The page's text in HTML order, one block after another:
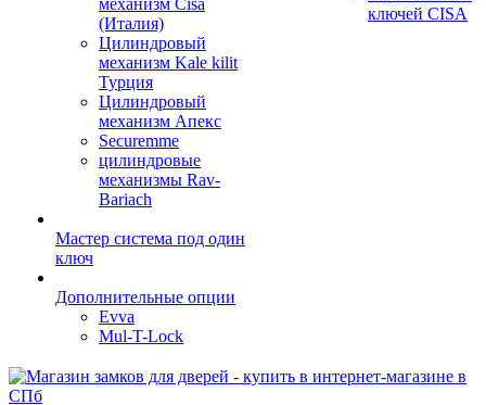
механизм Cisa
(Италия)
Цилиндровый
механизм Kale kilit
Турция
Цилиндровый
механизм Апекс
Securemme
цилиндровые
механизмы Rav-
Bariach
Мастер система под один
ключ
Дополнительные опции
Evva
Mul-T-Lock
ключей CISA